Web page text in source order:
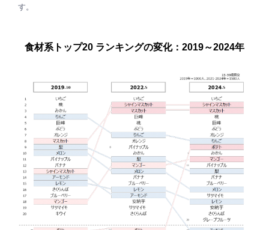
す。
食材系トップ20 ランキングの変化：2019～2024年